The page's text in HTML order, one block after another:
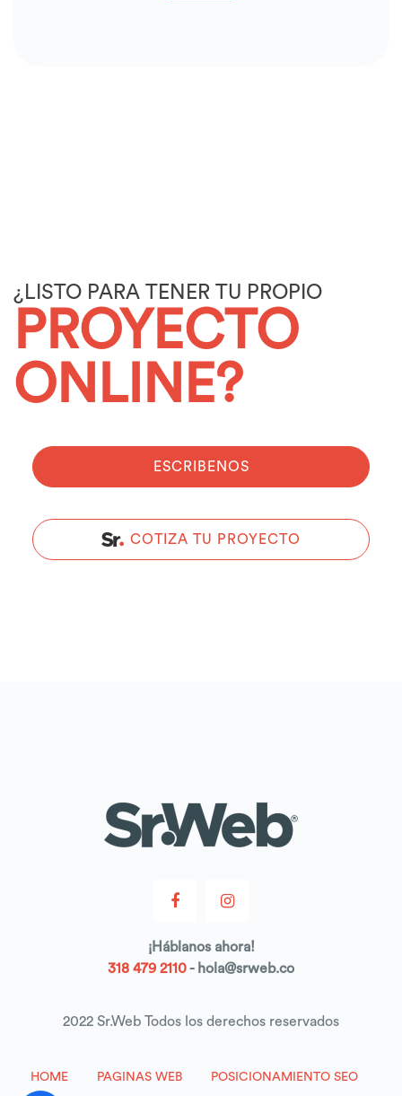
¿LISTO PARA TENER TU PROPIO
PROYECTO
ONLINE?
ESCRIBENOS
COTIZA TU PROYECTO
¡Háblanosahora!
318 479 2110- hola@srweb.co
2022 Sr.Web Todos los derechos reservados
HOME PAGINAS WEB POSICIONAMIENTO SEO